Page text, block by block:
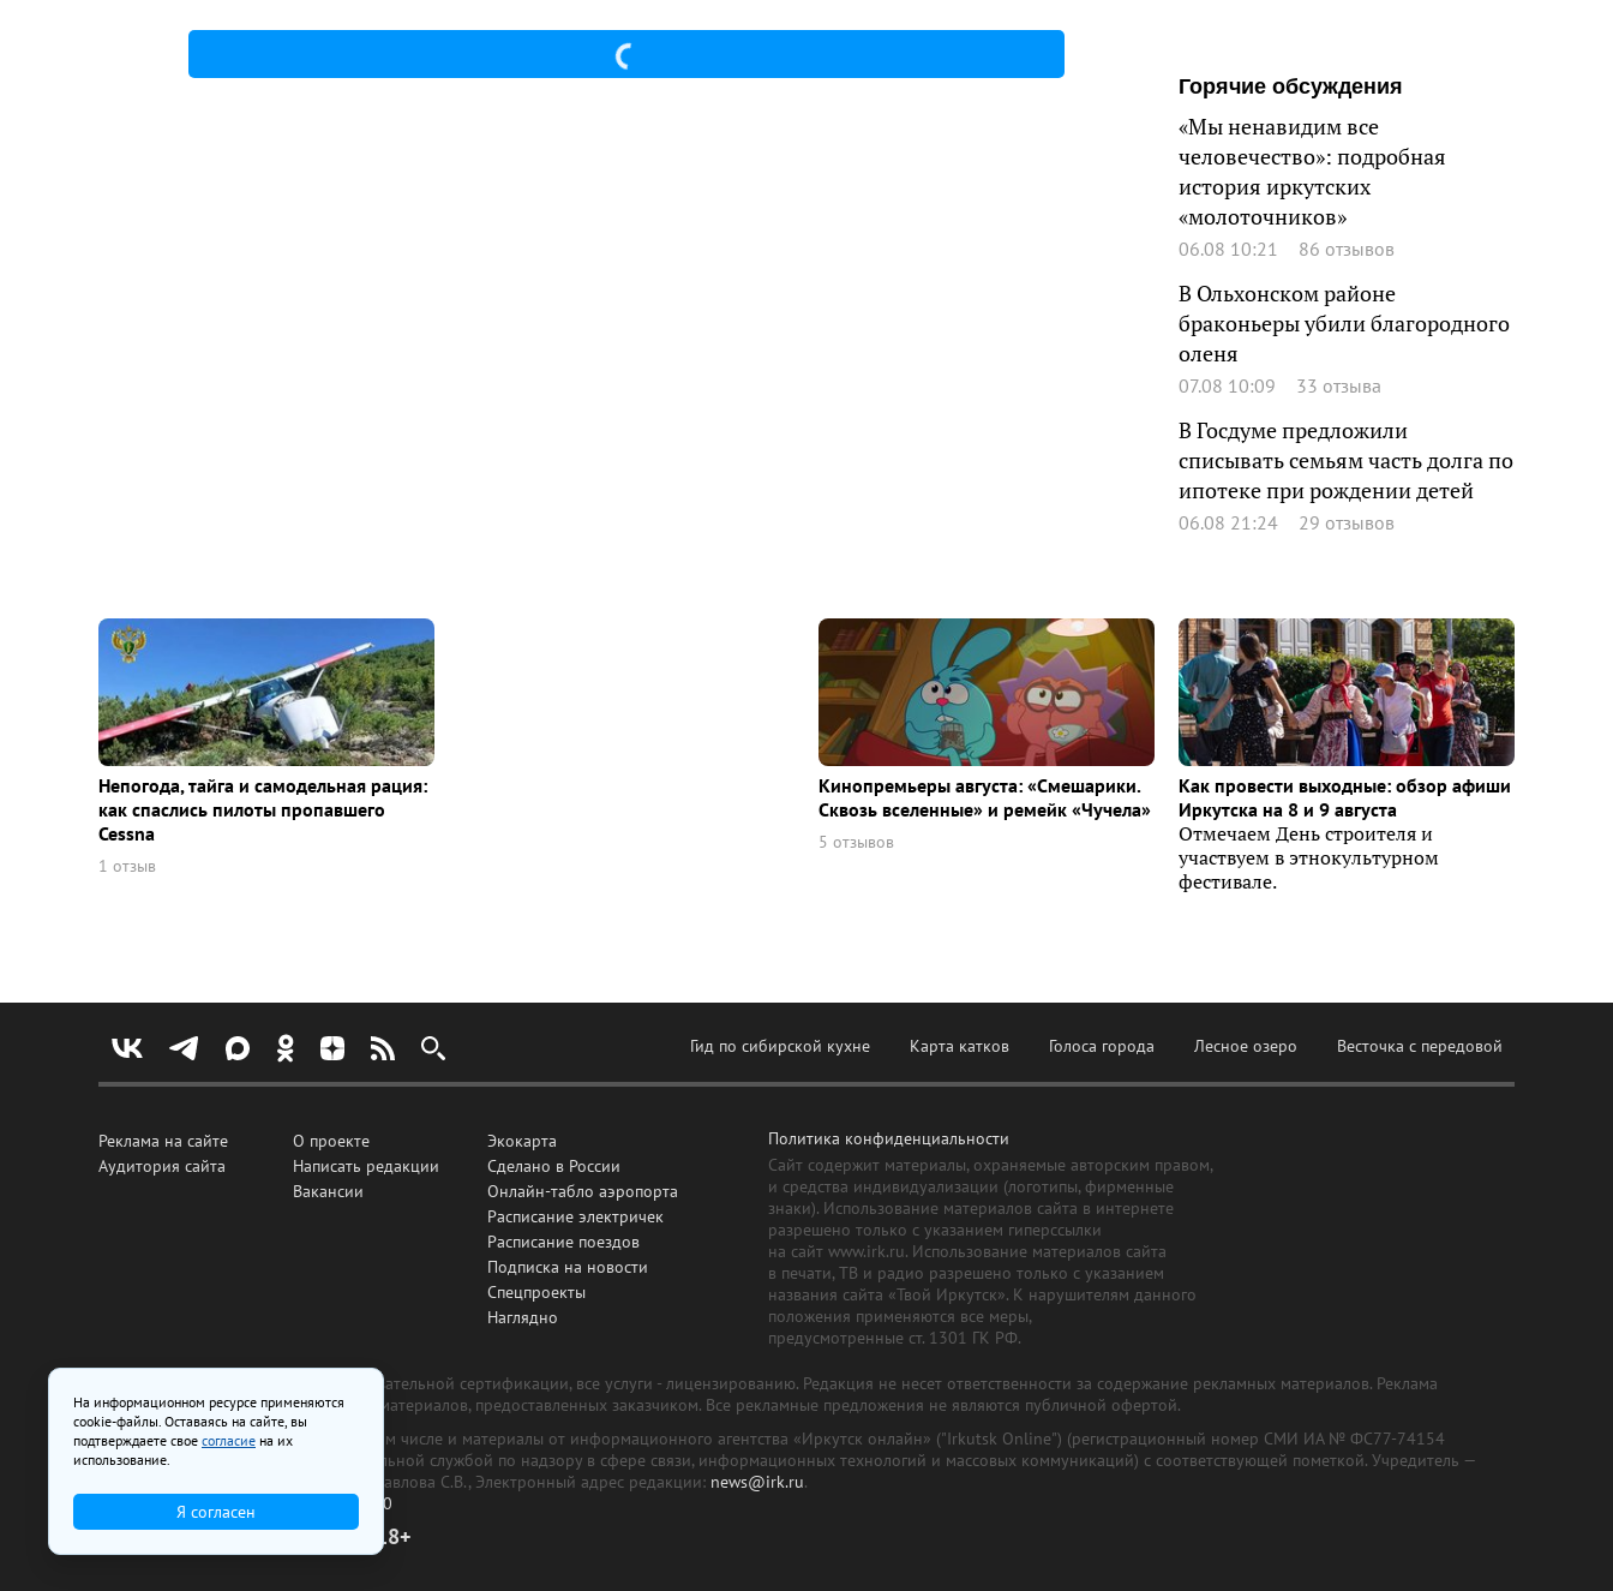
Горячие обсуждения
«Мы ненавидим все
человечество»: подробная
история иркутских
«молоточников»
06.08 10:21 86 отзывов
В Ольхонском районе
браконьеры убили благородного
оленя
07.08 10:09 33 отзыва
В Госдуме предложили
списывать семьям часть долга по
ипотеке при рождении детей
06.08 21:24 29 отзывов
Непогода, тайга и самодельная рация:
как спаслись пилоты пропавшего
Cessna
1 отзыв
Кинопремьеры августа: «Смешарики.
Сквозь вселенные» и ремейк «Чучела»
5 отзывов
Как провести выходные: обзор афиши
Иркутска на 8 и 9 августа
Отмечаем День строителя и
участвуем в этнокультурном
фестивале.
Гид по сибирской кухне Карта катков Голоса города Лесное озеро Весточка с передовой
Реклама на сайте
Аудитория сайта
О проекте
Написать редакции
Вакансии
Экокарта
Сделано в России
Онлайн-табло аэропорта
Расписание электричек
Расписание поездов
Подписка на новости
Спецпроекты
Наглядно
Политика конфиденциальности
Сайт содержит материалы, охраняемые авторским правом,
и средства индивидуализации (логотипы, фирменные
знаки). Использование материалов сайта в интернете
разрешено только с указанием гиперссылки
на сайт www.irk.ru. Использование материалов сайта
в печати, ТВ и радио разрешено только с указанием
названия сайта «Твой Иркутск». К нарушителям данного
положения применяются все меры,
предусмотренные ст. 1301 ГК РФ.
Все рекламные товары подлежат обязательной сертификации, все услуги - лицензированию. Редакция не несет ответственности за содержание рекламных материалов. Реклама
изготовлена и размещена на основе материалов, предоставленных заказчиком. Все рекламные предложения не являются публичной офертой.
На сайте www.irk.ru размещаются в том числе и материалы от информационного агентства «Иркутск онлайн» ("Irkutsk Online") (регистрационный номер СМИ ИА № ФС77-74154
от 29 октября 2018 г., выдан Федеральной службой по надзору в сфере связи, информационных технологий и массовых коммуникаций) с соответствующей пометкой. Учредитель —
ООО «Ирк.ру». Главный редактор — Павлова С.В., Электронный адрес редакции: news@irk.ru.
Телефон редакции:
+7 (3952) 48-88-50
18+
На информационном ресурсе применяются
cookie-файлы. Оставаясь на сайте, вы
подтверждаете свое согласие на их
использование.
Я согласен